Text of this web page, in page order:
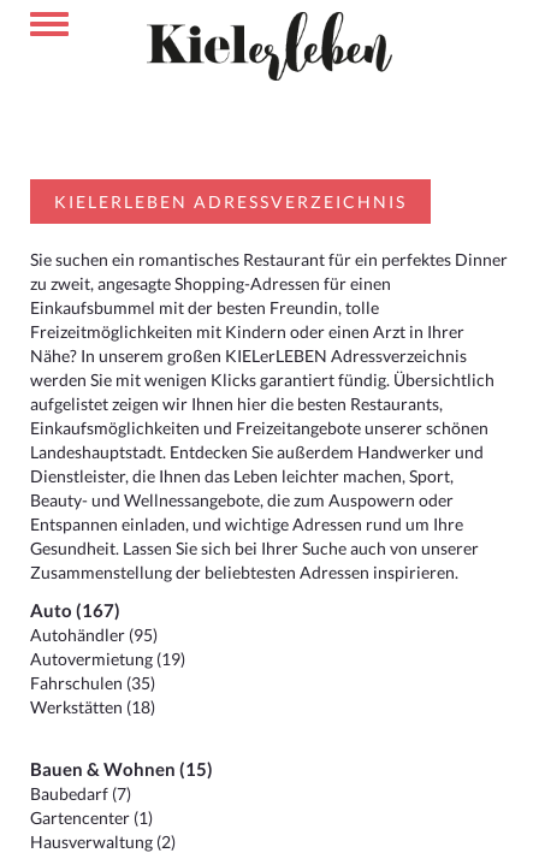
KIELERLEBEN ADRESSVERZEICHNIS
Sie suchen ein romantisches Restaurant für ein perfektes Dinner
zu zweit, angesagte Shopping-Adressen für einen
Einkaufsbummel mit der besten Freundin, tolle
Freizeitmöglichkeiten mit Kindern oder einen Arzt in Ihrer
Nähe? In unserem großen KIELerLEBEN Adressverzeichnis
werden Sie mit wenigen Klicks garantiert fündig. Übersichtlich
aufgelistet zeigen wir Ihnen hier die besten Restaurants,
Einkaufsmöglichkeiten und Freizeitangebote unserer schönen
Landeshauptstadt. Entdecken Sie außerdem Handwerker und
Dienstleister, die Ihnen das Leben leichter machen, Sport,
Beauty- und Wellnessangebote, die zum Auspowern oder
Entspannen einladen, und wichtige Adressen rund um Ihre
Gesundheit. Lassen Sie sich bei Ihrer Suche auch von unserer
Zusammenstellung der beliebtesten Adressen inspirieren.
Auto (167)
Autohändler (95)
Autovermietung (19)
Fahrschulen (35)
Werkstätten (18)
Bauen & Wohnen (15)
Baubedarf (7)
Gartencenter (1)
Hausverwaltung (2)